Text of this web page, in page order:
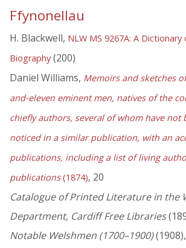
Ffynonellau
H. Blackwell, NLW MS 9267A: A Dictionary
Biography (200)
Daniel Williams, Memoirs and sketches
and-eleven eminent men, natives of the
chiefly authors, several of whom have not
noticed in a similar publication, with an
publications, including a list of living
publications(1874), 20
Catalogue of Printed Literature in the
Department, Cardiff Free Libraries
Notable Welshmen (1700–1900)